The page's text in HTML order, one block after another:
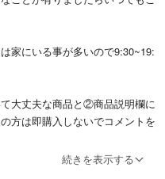
家にいる事が多いので9:30~19:
大丈夫な商品と②商品説明欄に
方は即購入しないでコメントを
続きを表示する